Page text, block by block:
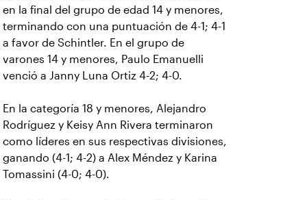
en la final del grupo de edad 14 y menores,
terminando con una puntuación de 4-1; 4-1
a favor de Schintler. En el grupo de
varones 14 y menores, Paulo Emanuelli
venció a Janny Luna Ortiz 4-2; 4-0.
En la categoría 18 y menores, Alejandro
Rodríguez y Keisy Ann Rivera terminaron
como líderes en sus respectivas divisiones,
ganando (4-1; 4-2) a Alex Méndez y Karina
Tomassini (4-0; 4-0).